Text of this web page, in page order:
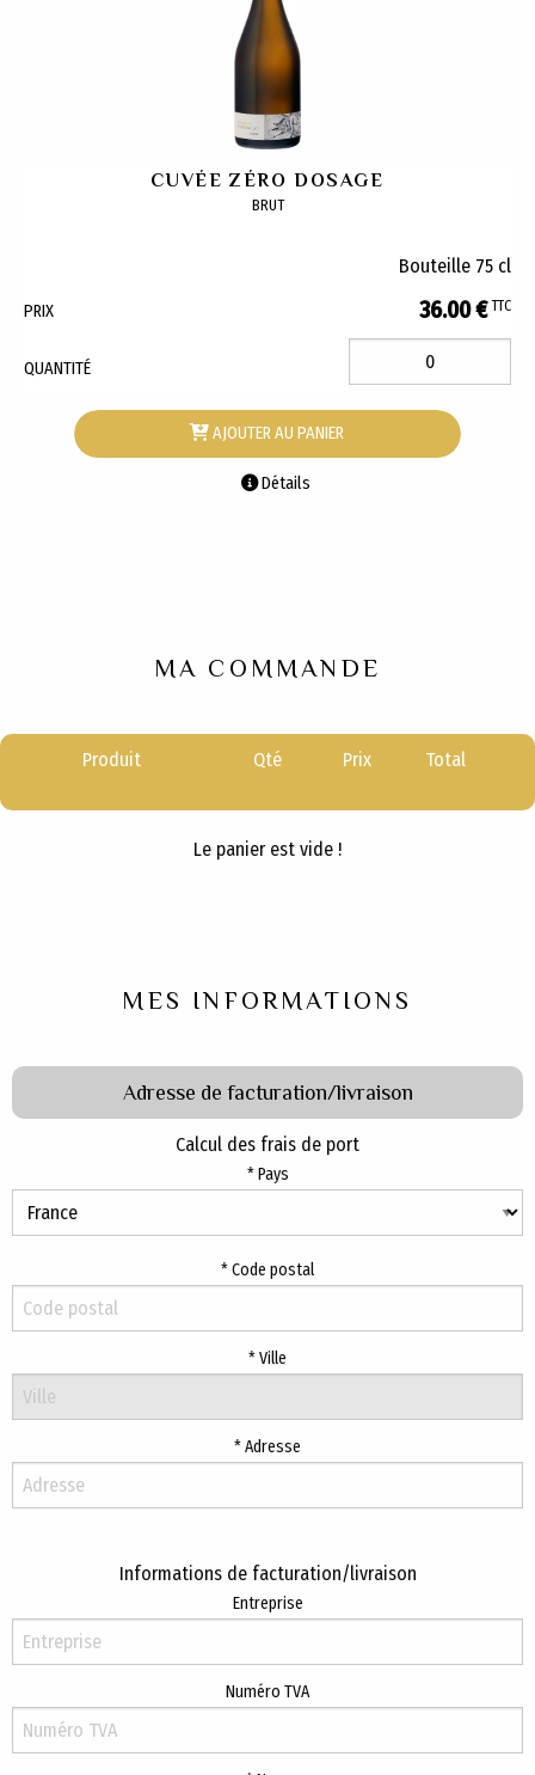
CUVÉE ZÉRO DOSAGE
BRUT
Bouteille 75 cl
PRIX 36.00 € TTC
QUANTITÉ
AJOUTER AU PANIER
Détails
MA COMMANDE
Produit Qté Prix Total
Le panier est vide !
MES INFORMATIONS
Adresse de facturation/livraison
Calcul des frais de port
Pays
Code postal
Ville
Adresse
Informations de facturation/livraison
Entreprise
Numéro TVA